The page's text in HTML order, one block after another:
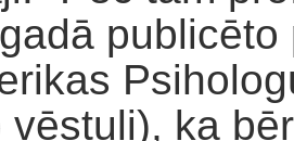
vēstuli), ka